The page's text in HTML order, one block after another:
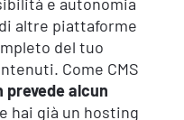
altre piattaforme
del tuo
Come CMS
prevede alcun
hai già un hosting